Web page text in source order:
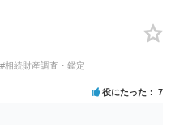
#相続財産調査・鑑定
役にたった 7